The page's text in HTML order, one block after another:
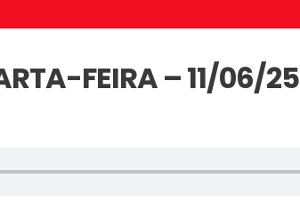
FEIRA – 11/06/25